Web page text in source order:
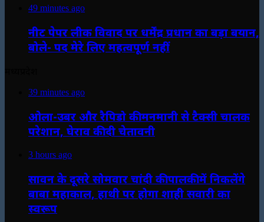
49 minutes ago
नीट पेपर लीक विवाद पर धर्मेंद्र प्रधान का बड़ा बयान,
बोले- पद मेरे लिए महत्वपूर्ण नहीं
39 minutes ago
ओला-उबर और रैपिडो की मनमानी से टैक्सी चालक
परेशान, घेराव की दी चेतावनी
3 hours ago
सावन के दूसरे सोमवार चांदी की पालकी में निकलेंगे
बाबा महाकाल, हाथी पर होगा शाही सवारी का
स्वरूप